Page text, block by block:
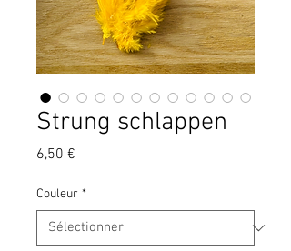
Strung schlappen
6,50 €
Couleur *